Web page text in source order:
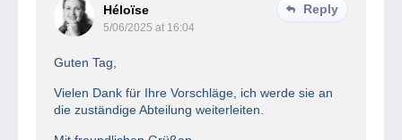
Héloïse
5/06/2025 at 16:04
Reply
Guten Tag,
Vielen Dank für Ihre Vorschläge, ich werde sie an
die zuständige Abteilung weiterleiten.